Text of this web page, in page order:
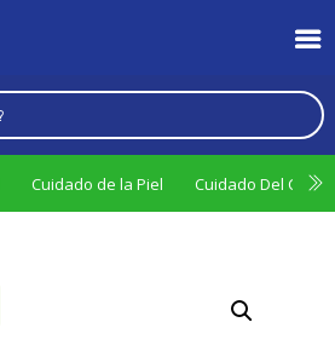
Cuidado de la Piel Cuidado Del